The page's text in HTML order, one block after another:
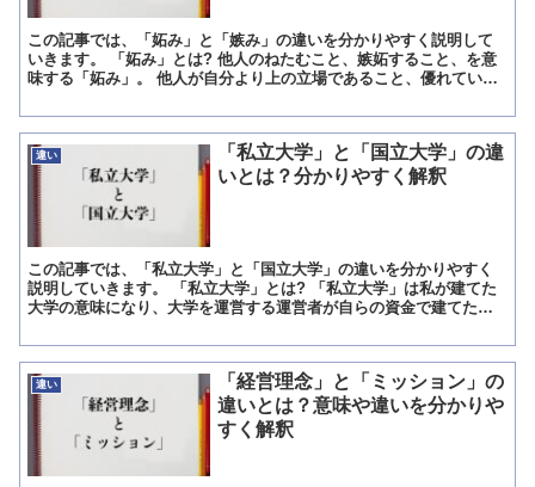
この記事では、「妬み」と「嫉み」の違いを分かりやすく説明して
いきます。 「妬み」とは? 他人のねたむこと、嫉妬すること、を意
味する「妬み」。 他人が自分より上の立場であること、優れている
違い
「私立大学」と「国立大学」の違
いとは？分かりやすく解釈
この記事では、「私立大学」と「国立大学」の違いを分かりやすく
説明していきます。 「私立大学」とは? 「私立大学」は私が建てた
大学の意味になり、大学を運営する運営者が自らの資金で建てた大
違い
「経営理念」と「ミッション」の
違いとは？意味や違いを分かりや
すく解釈